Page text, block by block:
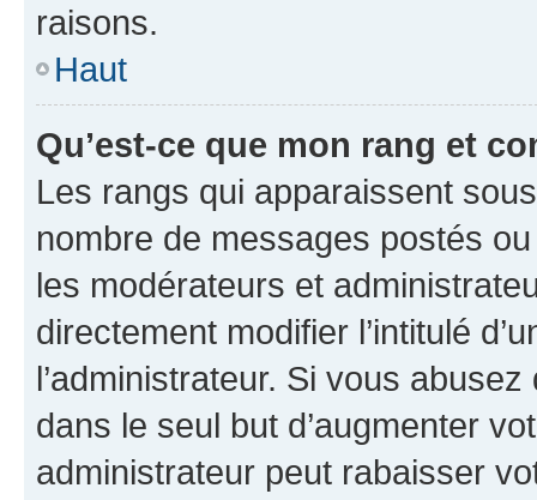
raisons.
Haut
Qu’est-ce que mon rang et
Les rangs qui apparaissent
nombre de messages postés
les modérateurs et
directement modifier l’intitulé
l’administrateur. Si vous
dans le seul but d’augmenter
administrateur peut rabaisser